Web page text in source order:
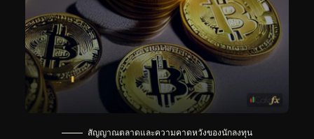
สัญญาณตลาดและความคาดหวังของนักลงทุน